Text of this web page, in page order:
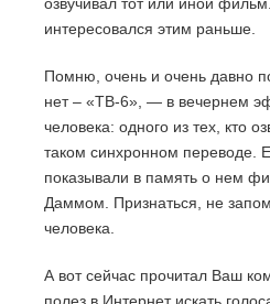
интересовался этим раньше.
Помню, очень и очень давно
нет – «ТВ-6», — в вечернем
человека: одного из тех, кто
таком синхронном переводе.
показывали в память о нем
Даммом. Признаться, не
человека.
А вот сейчас прочитал Ваш